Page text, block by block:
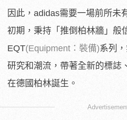
因此，adidas需要一場前所未
初期，秉持「推倒柏林牆」般
EQT(Equipment：裝備)系列
研究和潮流，帶著全新的標誌
在德國柏林誕生。